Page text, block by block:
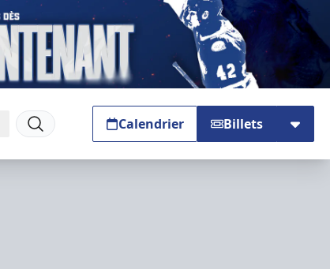
Calendrier Billets